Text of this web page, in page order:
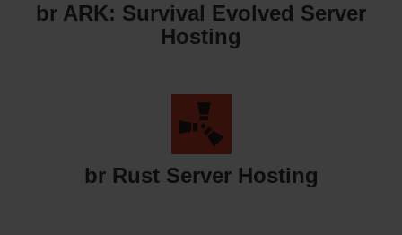
br ARK: Survival Evolved Server
Hosting
br Rust Server Hosting